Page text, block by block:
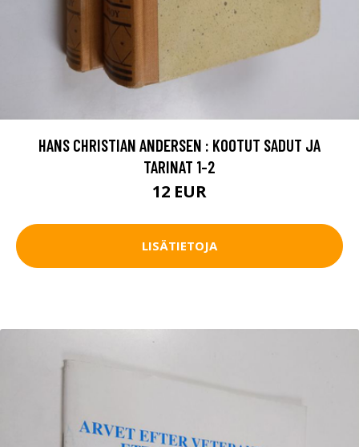
HANS CHRISTIAN ANDERSEN : KOOTUT SADUT JA
TARINAT 1-2
12 EUR
LISÄTIETOJA